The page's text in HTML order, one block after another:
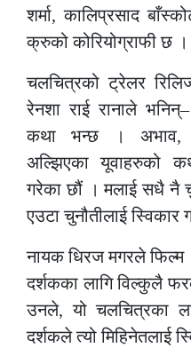
शर्मा, कालिप्रसाद
क्रुको कोरियोग्राफी छ ।
चलचित्रको ट्रेलर
रेनशा राई रानाले
कथा भन्छ । अभाव,
अल्झिएका यूवाहरुको
गरेका छौं । मलाई सधै नै
एउटा चुनौतीलाई स्विकार
नायक धिरज मगरले फिल्म
दर्शकका लागि विल्कुलै
उनले, यो चलचित्रका
दर्शकले त्यो मिहिनेतलाई